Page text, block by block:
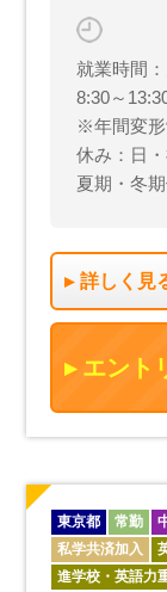
就業時間
8:30～
※年間変形
休み：日
夏期・冬
詳しく見
エント
東京都 常勤
私学共済加入
進学校・英語力